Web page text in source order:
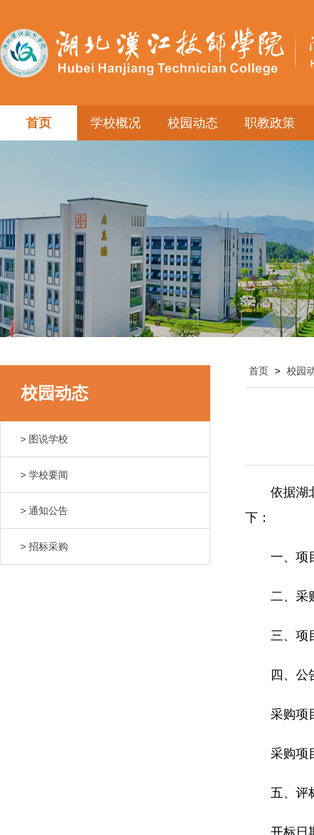
首页 学校概况 校园动态 职教政策
校园动态
> 图说学校
> 学校要闻
> 通知公告
> 招标采购
首页 > 校园
依据湖
下：
一、项
二、采
三、项
四、公
采购项
采购项
五、评
开标日